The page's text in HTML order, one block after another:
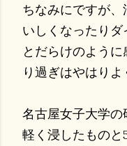
ちなみにですが
いしくなったり
とだらけのよう
り過ぎはやはりよ
名古屋女子大学の
軽く浸したもの